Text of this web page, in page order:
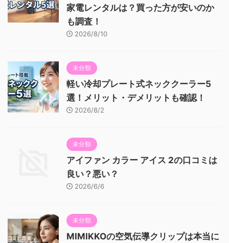
家電レンタルは？買った方が安いのか
も調査！
2026/8/10
未分類
軽い冷却プレート式ネッククーラー5
選！メリット・デメリットも確認！
2026/8/2
未分類
アイファン カラー アイス 2の口コミは
良い？悪い？
2026/6/6
未分類
MIMIKKOの空気伝導クリップは本当に